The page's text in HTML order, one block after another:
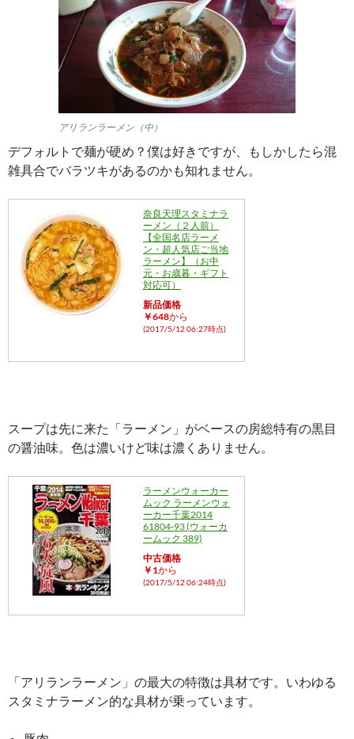
アリランラーメン（中）
デフォルトで麺が硬め？僕は好きですが、もしかしたら混
雑具合でバラツキがあるのかも知れません。
奈良天理スタミナラ
ーメン（２人前）
【全国名店ラーメ
ン・超人気店ご当地
ラーメン】（お中
元・お歳暮・ギフト
対応可）
新品価格
￥648から
(2017/5/12 06:27時点)
スープは先に来た「ラーメン」がベースの房総特有の黒目
の醤油味。色は濃いけど味は濃くありません。
ラーメンウォーカー
ムック ラーメンウォ
ーカー千葉2014
61804‐93 (ウォーカ
ームック 389)
中古価格
￥1から
(2017/5/12 06:24時点)
「アリランラーメン」の最大の特徴は具材です。いわゆる
スタミナラーメン的な具材が乗っています。